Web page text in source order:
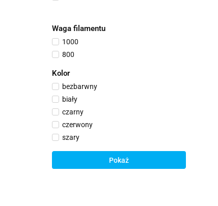
Waga filamentu
1000
800
Kolor
bezbarwny
biały
czarny
czerwony
szary
Pokaż